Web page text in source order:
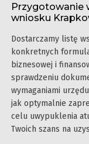
Przygotowanie
wniosku
Dostarczamy listę
konkretnych
biznesowej i
sprawdzeniu
wymaganiami
jak optymalnie
celu uwypuklenia
Twoich szans na